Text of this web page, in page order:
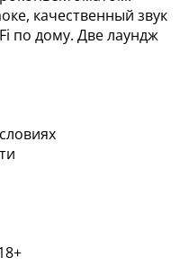
качественный звук
по дому. Две лаундж